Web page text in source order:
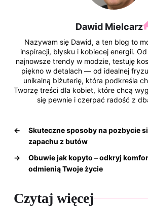
Dawid Mielcarz
Nazywam się Dawid, a ten blog to
inspiracji, błysku i kobiecej energii.
najnowsze trendy w modzie, testuję
piękno w detalach — od idealnej
unikalną biżuterię, która podkreśla
Tworzę treści dla kobiet, które chcą
się pewnie i czerpać radość z
←
Skuteczne sposoby na pozbycie
zapachu z butów
→
Obuwie jak kopyto – odkryj
odmienią Twoje życie
Czytaj więcej